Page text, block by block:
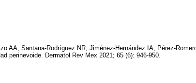
AA, Santana-Rodríguez NR, Jiménez-Hernández IA, Pérez-
perinevoide. Dermatol Rev Mex 2021; 65 (6): 946-950.